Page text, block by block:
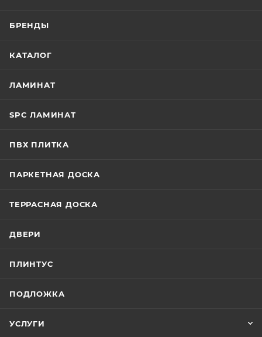
БРЕНДЫ
КАТАЛОГ
ЛАМИНАТ
SPC ЛАМИНАТ
ПВХ ПЛИТКА
ПАРКЕТНАЯ ДОСКА
ТЕРРАСНАЯ ДОСКА
ДВЕРИ
ПЛИНТУС
ПОДЛОЖКА
УСЛУГИ